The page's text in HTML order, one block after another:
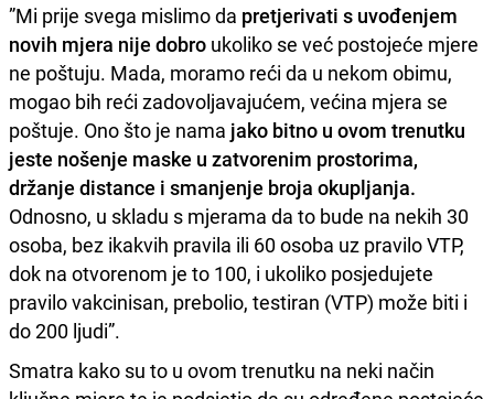
”Mi prije svega mislimo da pretjerivati s uvođenjem
novih mjera nije dobro ukoliko se već postojeće mjere
ne poštuju. Mada, moramo reći da u nekom obimu,
mogao bih reći zadovoljavajućem, većina mjera se
poštuje. Ono što je nama jako bitno u ovom trenutku
jeste nošenje maske u zatvorenim prostorima,
držanje distance i smanjenje broja okupljanja.
Odnosno, u skladu s mjerama da to bude na nekih 30
osoba, bez ikakvih pravila ili 60 osoba uz pravilo VTP,
dok na otvorenom je to 100, i ukoliko posjedujete
pravilo vakcinisan, prebolio, testiran (VTP) može biti i
do 200 ljudi”.
Smatra kako su to u ovom trenutku na neki način